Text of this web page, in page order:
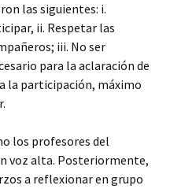
las siguientes: i.
ii. Respetar las
iii. No ser
para la aclaración de
la participación, máximo
los profesores del
voz alta. Posteriormente,
a reflexionar en grupo